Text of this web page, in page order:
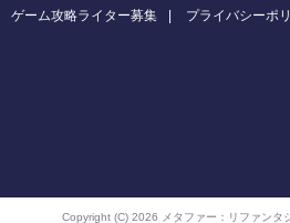
ゲーム攻略ライター募集
プライバシーポ
Copyright (C) 2026 メタファー：リファンタ